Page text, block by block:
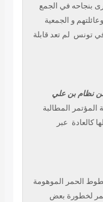
بنجاحه في الجمع
و الجمعية
في تونس لم تعد قابلة
نظام بن علي
المطالبة
لها كالعادة عبر
الحمر الموهومة
لخطورة بعض